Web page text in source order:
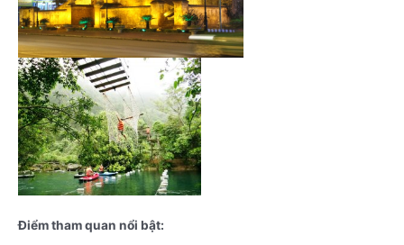
Điểm tham quan nổi bật: